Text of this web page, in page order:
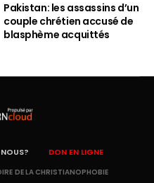
Pakistan: les assassins d’un
couple chrétien accusé de
blasphème acquittés
DON EN LIGNE
DE LA CHRISTIANOPHOBIE